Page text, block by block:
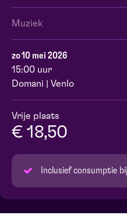
Muziek
zo 10 mei 2026
15:00 uur
Domani | Venlo
Vrije plaats
€ 18,50
Inclusief consumptie